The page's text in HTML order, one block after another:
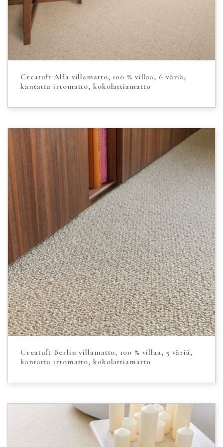
Creatuft Alfa villamatto, 100 % villaa, 6 väriä,
kantattu irtomatto, kokolattiamatto
Creatuft Berlin villamatto, 100 % villaa, 5 väriä,
kantattu irtomatto, kokolattiamatto